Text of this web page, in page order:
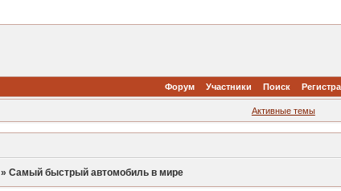
Форум Участники Поиск
Активные темы
»Самый быстрый автомобиль в мире